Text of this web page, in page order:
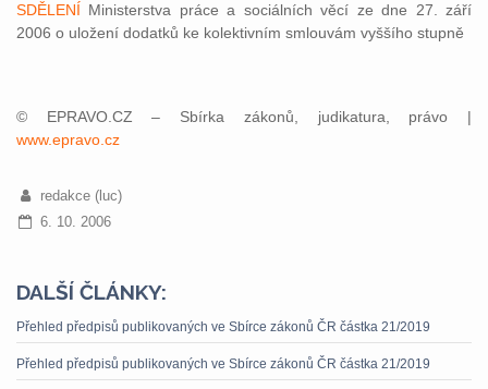
SDĚLENÍ Ministerstva práce a sociálních věcí ze dne 27. září
2006 o uložení dodatků ke kolektivním smlouvám vyššího stupně
© EPRAVO.CZ – Sbírka zákonů, judikatura, právo |
www.epravo.cz
redakce (luc)
6. 10. 2006
DALŠÍ ČLÁNKY:
Přehled předpisů publikovaných ve Sbírce zákonů ČR částka 21/2019
Přehled předpisů publikovaných ve Sbírce zákonů ČR částka 21/2019